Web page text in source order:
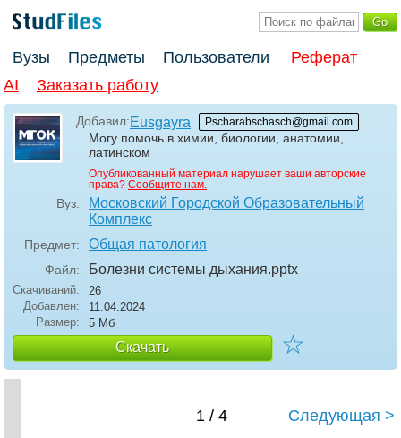
Вузы Предметы Пользователи
Реферат
AI
Заказать работу
Добавил:Eusgayra Pscharabschasch@gmail.com
Могу помочь в химии, биологии, анатомии,
латинском
Опубликованный материал нарушает ваши авторские
права? Сообщите нам.
Вуз:
Московский Городской Образовательный
Комплекс
Предмет: Общая патология
Файл: Болезни системы дыхания.pptx
Скачиваний:
26
Добавлен:
11.04.2024
Размер:
5 Мб
Скачать ☆
1 / 4 Следующая >